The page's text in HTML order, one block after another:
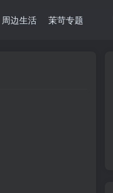
周边生活 茉苛专题